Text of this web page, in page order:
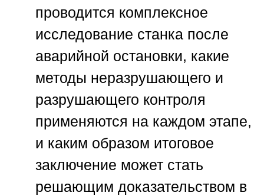
проводится комплексное
исследование станка после
аварийной остановки, какие
методы неразрушающего и
разрушающего контроля
применяются на каждом этапе,
и каким образом итоговое
заключение может стать
решающим доказательством в